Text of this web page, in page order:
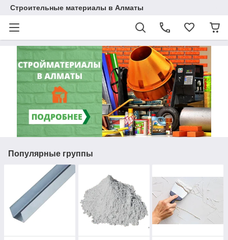
Строительные материалы в Алматы
Популярные группы